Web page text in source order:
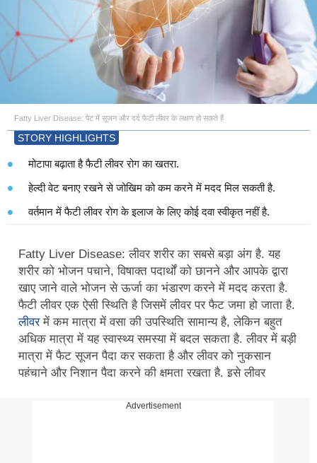
Fatty Liver Disease: पेट में सूजन और दर्द फैटी लीवर के लक्षण हो सकते हैं
STORY HIGHLIGHTS
मोटापा बढ़ाता है फैटी लीवर रोग का खतरा.
हेल्दी वेट बनाए रखने से जोखिम को कम करने में मदद मिल सकती है.
वर्तमान में फैटी लीवर रोग के इलाज के लिए कोई दवा स्वीकृत नहीं है.
Fatty Liver Disease: लीवर शरीर का सबसे बड़ा अंग है. यह
शरीर को भोजन पचाने, विषाक्त पदार्थों को छानने और आपके द्वारा
खाए जाने वाले भोजन से ऊर्जा का भंडारण करने में मदद करता है.
फैटी लीवर एक ऐसी स्थिति है जिसमें लीवर पर फैट जमा हो जाता है.
लीवरमें कम मात्रा में वसा की उपस्थिति सामान्य है, लेकिन बहुत
अधिक मात्रा में यह स्वास्थ्य समस्या में बदल सकता है. लीवर में बड़ी
मात्रा में फैट सूजन पैदा कर सकता है और लीवर को नुकसान
पहुंचाने और निशान पैदा करने की क्षमता रखता है. इसे लीवर
लीवर को और नुकसान पहुंचा सकते हैं.
Advertisement